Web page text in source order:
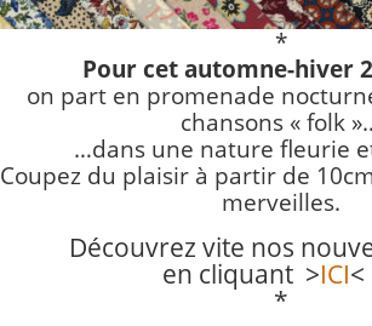
*
Pour cet automne-hiver
on part en promenade
chansons « folk
…dans une nature fleurie
Coupez du plaisir à partir de
merveilles.
Découvrez vite nos
en cliquant >ICI
*